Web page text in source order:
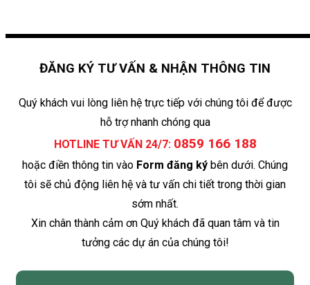
ĐĂNG KÝ TƯ VẤN & NHẬN THÔNG TIN
Quý khách vui lòng liên hệ trực tiếp với chúng tôi để được
hỗ trợ nhanh chóng qua
HOTLINE TƯ VẤN 24/7: 0859 166 188
hoặc điền thông tin vào Form đăng ký bên dưới. Chúng
tôi sẽ chủ động liên hệ và tư vấn chi tiết trong thời gian
sớm nhất.
Xin chân thành cảm ơn Quý khách đã quan tâm và tin
tưởng các dự án của chúng tôi!